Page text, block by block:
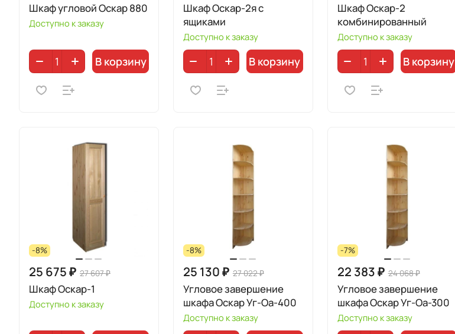
Шкаф угловой Оскар 880
Доступно к заказу
В корзину
Шкаф Оскар-2я с
ящиками
Доступно к заказу
В корзину
Шкаф Оскар-2
комбинированный
Доступно к заказу
В корзину
-8%
25 675 ₽ 27 607 ₽
Шкаф Оскар-1
Доступно к заказу
-8%
25 130 ₽ 27 022 ₽
Угловое завершение
шкафа Оскар Уг-Оа-400
Доступно к заказу
-7%
22 383 ₽ 24 068 ₽
Угловое завершение
шкафа Оскар Уг-Оа-300
Доступно к заказу